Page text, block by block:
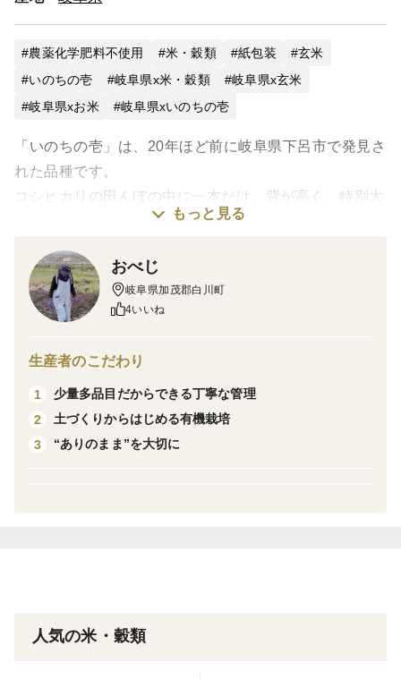
農薬化学肥料不使用 米・穀類 紙包装
玄米
いのちの壱
岐阜県x米・穀類
岐阜県x玄米
岐阜県xお米
岐阜県xいのちの壱
「いのちの壱」は、20年ほど前に岐阜県下呂市で発見さ
れた品種です。
コシヒカリの田んぼの中に一本だけ、背が高く、特別大
きな籾（もみ）をつけた穂を見つけたことから始まり、
特異性が認められ「いのちの壱」として品種登録されま
した。
口に含むと甘みが広がり、冷めても美味しさが続くのが
特徴です。
産地である白川町は清流に恵まれ、お米作りに適した土
る…。
もっと見る
おべじ
岐阜県加茂郡白川町
4いいね
生産者のこだわり
1
少量多品目だからできる丁寧な管理
2
土づくりからはじめる有機栽培
3
“ありのまま”を大切に
人気の米・穀類